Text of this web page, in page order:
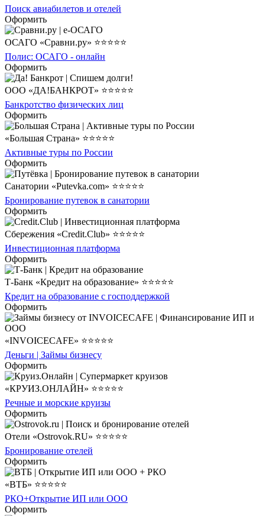
Поиск авиабилетов и отелей
Оформить
ОСАГО «Сравни.ру» ⭐⭐⭐⭐⭐
Полис: ОСАГО - онлайн
Оформить
ООО «ДА!БАНКРОТ» ⭐⭐⭐⭐⭐
Банкротство физических лиц
Оформить
«Большая Страна» ⭐⭐⭐⭐⭐
Активные туры по России
Оформить
Санатории «Putevka.com» ⭐⭐⭐⭐⭐
Бронирование путевок в санатории
Оформить
Сбережения «Credit.Club» ⭐⭐⭐⭐⭐
Инвестиционная платформа
Оформить
Т-Банк «Кредит на образование» ⭐⭐⭐⭐⭐
Кредит на образование с господдержкой
Оформить
«INVOICECAFE» ⭐⭐⭐⭐⭐
Деньги | Займы бизнесу
Оформить
«КРУИЗ.ОНЛАЙН» ⭐⭐⭐⭐⭐
Речные и морские круизы
Оформить
Отели «Ostrovok.RU» ⭐⭐⭐⭐⭐
Бронирование отелей
Оформить
«ВТБ» ⭐⭐⭐⭐⭐
РКО+Открытие ИП или ООО
Оформить